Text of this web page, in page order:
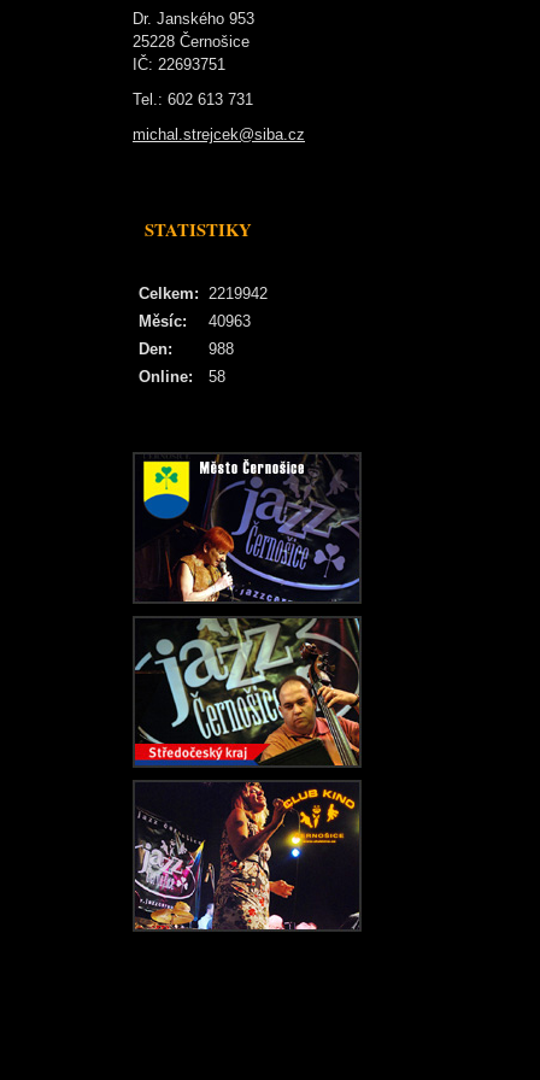
Dr. Janského 953
25228 Černošice
IČ: 22693751
Tel.: 602 613 731
michal.strejcek@siba.cz
STATISTIKY
Online: 58
Celkem: 2219942
Měsíc:
40963
Den:
988